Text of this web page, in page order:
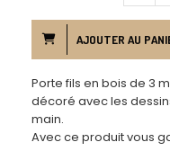
AJOUTER AU
Porte fils en bois de 3
décoré avec les
main.
Avec ce produit vous